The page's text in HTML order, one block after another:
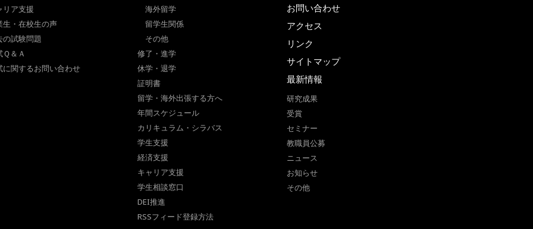
リア支援
生・在校生の声
の試験問題
Ｑ＆Ａ
に関するお問い合わせ
海外留学
留学生関係
その他
修了・進学
休学・退学
証明書
留学・海外出張する方へ
年間スケジュール
カリキュラム・シラバス
学生支援
経済支援
キャリア支援
学生相談窓口
DEI推進
RSSフィード登録方法
お問い合わせ
アクセス
リンク
サイトマップ
最新情報
研究成果
受賞
セミナー
教職員公募
ニュース
お知らせ
その他